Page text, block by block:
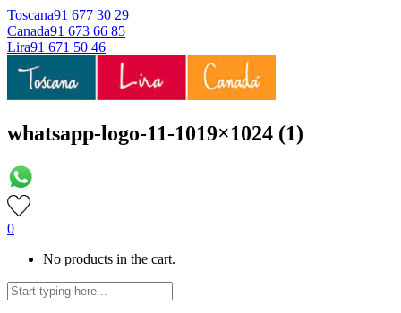
Toscana91 677 30 29
Canada91 673 66 85
Lira91 671 50 46
whatsapp-logo-11-1019×1024 (1)
0
No products in the cart.